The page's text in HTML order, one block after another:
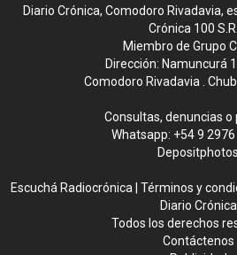
Diario Crónica, Comodoro Rivadavia,
Crónica 100
Miembro de Grupo
Dirección: Namuncurá
Comodoro Rivadavia .
Consultas, denuncias o
Whatsapp: +54 9
Depositphotos
Escuchá Radiocrónica Términos y
Diario Crónica
Todos los derechos
Contáctenos